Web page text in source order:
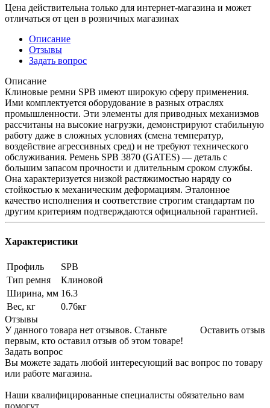
Цена действительна только для интернет-магазина и может
отличаться от цен в розничных магазинах
Описание
Отзывы
Задать вопрос
Описание
Клиновые ремни SPB имеют широкую сферу применения.
Ими комплектуется оборудование в разных отраслях
промышленности. Эти элементы для приводных механизмов
рассчитаны на высокие нагрузки, демонстрируют стабильную
работу даже в сложных условиях (смена температур,
воздействие агрессивных сред) и не требуют технического
обслуживания. Ремень SPB 3870 (GATES) — деталь с
большим запасом прочности и длительным сроком службы.
Она характеризуется низкой растяжимостью наряду со
стойкостью к механическим деформациям. Эталонное
качество исполнения и соответствие строгим стандартам по
другим критериям подтверждаются официальной гарантией.
Характеристики
Профиль
SPB
Тип ремня
Клиновой
Ширина, мм 16.3
Вес, кг
0.76кг
Отзывы
Оставить отзыв
У данного товара нет отзывов. Станьте
первым, кто оставил отзыв об этом товаре!
Задать вопрос
Вы можете задать любой интересующий вас вопрос по товару
или работе магазина.
Наши квалифицированные специалисты обязательно вам
помогут.